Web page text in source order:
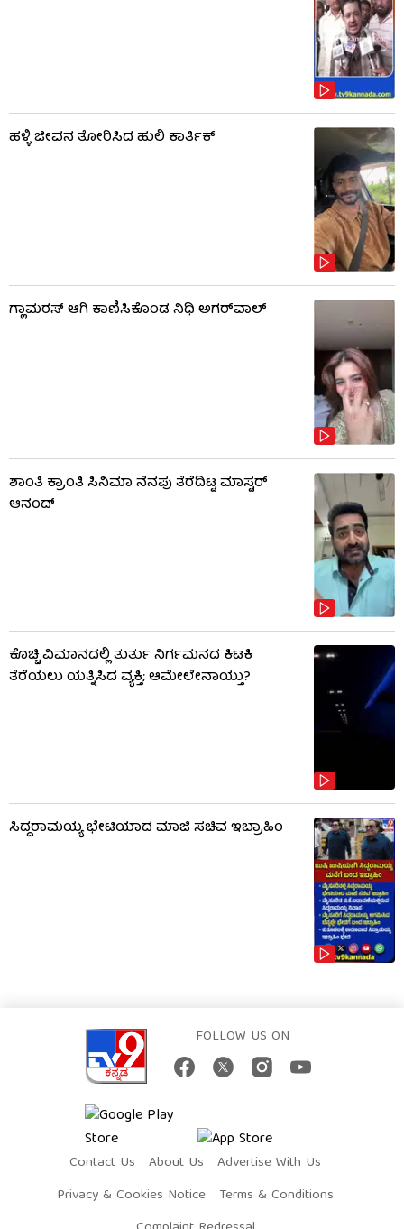
ಹಳ್ಳಿ ಜೀವನ ತೋರಿಸಿದ ಹುಲಿ ಕಾರ್ತಿಕ್
ಗ್ಲಾಮರಸ್ ಆಗಿ ಕಾಣಿಸಿಕೊಂಡ ನಿಧಿ ಅಗರ್​​ವಾಲ್
ಶಾಂತಿ ಕ್ರಾಂತಿ ಸಿನಿಮಾ ನೆನಪು ತೆರೆದಿಟ್ಟ ಮಾಸ್ಟರ್
ಆನಂದ್
ಕೊಚ್ಚಿ ವಿಮಾನದಲ್ಲಿ ತುರ್ತು ನಿರ್ಗಮನದ ಕಿಟಕಿ
ತೆರೆಯಲು ಯತ್ನಿಸಿದ ವ್ಯಕ್ತಿ; ಆಮೇಲೇನಾಯ್ತು?
ಸಿದ್ದರಾಮಯ್ಯ ಭೇಟಿಯಾದ ಮಾಜಿ ಸಚಿವ ಇಬ್ರಾಹಿಂ
FOLLOW US ON
Contact Us About Us
Advertise With Us
Privacy & Cookies Notice
Terms & Conditions